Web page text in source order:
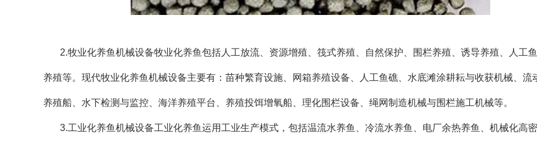
2.牧业化养鱼机械设备牧业化养鱼包括人工放流、资源增殖、筏式养殖、自然保护、围栏养殖、诱导养殖、人工
养殖等。现代牧业化养鱼机械设备主要有：苗种繁育设施、网箱养殖设备、人工鱼礁、水底滩涂耕耘与收获机械、流
养殖船、水下检测与监控、海洋养殖平台、养殖投饵增氧船、理化围栏设备、绳网制造机械与围栏施工机械等。
3.工业化养鱼机械设备工业化养鱼运用工业生产模式，包括温流水养鱼、冷流水养鱼、电厂余热养鱼、机械化高密